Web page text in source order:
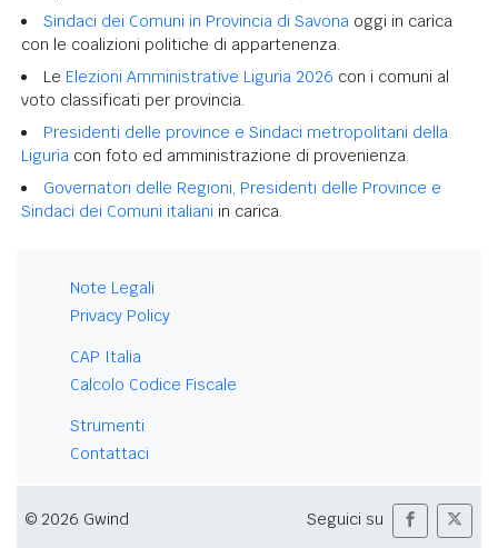
Sindaci dei Comuni in Provincia di Savona oggi in carica
con le coalizioni politiche di appartenenza.
Le Elezioni Amministrative Liguria 2026 con i comuni al
voto classificati per provincia.
Presidenti delle province e Sindaci metropolitani della
Liguria con foto ed amministrazione di provenienza.
Governatori delle Regioni, Presidenti delle Province e
Sindaci dei Comuni italiani in carica.
Note Legali
Privacy Policy
CAP Italia
Calcolo Codice Fiscale
Strumenti
Contattaci
© 2026 Gwind Seguici su